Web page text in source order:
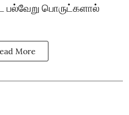
பல்வேறு பொருட்களால்
More